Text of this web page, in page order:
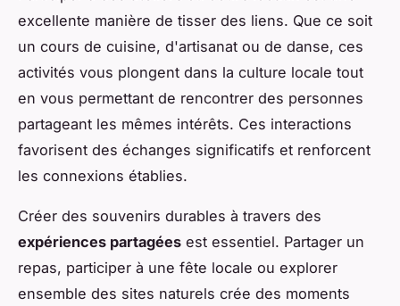
excellente manière de tisser des liens. Que ce soit
un cours de cuisine, d'artisanat ou de danse, ces
activités vous plongent dans la culture locale tout
en vous permettant de rencontrer des personnes
partageant les mêmes intérêts. Ces interactions
favorisent des échanges significatifs et renforcent
les connexions établies.
Créer des souvenirs durables à travers des
expériences partagées est essentiel. Partager un
repas, participer à une fête locale ou explorer
ensemble des sites naturels crée des moments